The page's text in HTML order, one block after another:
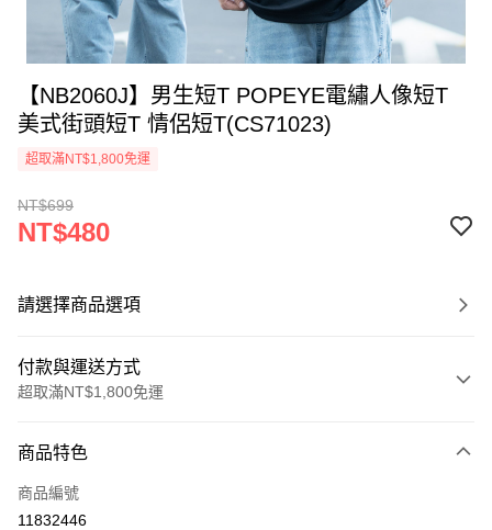
【NB2060J】男生短T POPEYE電繡人像短T
美式街頭短T 情侶短T(CS71023)
超取滿NT$1,800免運
NT$699
NT$480
請選擇商品選項
付款與運送方式
超取滿NT$1,800免運
信用卡一次付款
超商取貨付款
商品特色
商品編號
11832446